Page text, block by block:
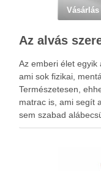
Vásárlás
Az emberi élet egyik
ami sok fizikai,
Természetesen,
matrac is, ami segít
sem szabad
a fontosságát. Az